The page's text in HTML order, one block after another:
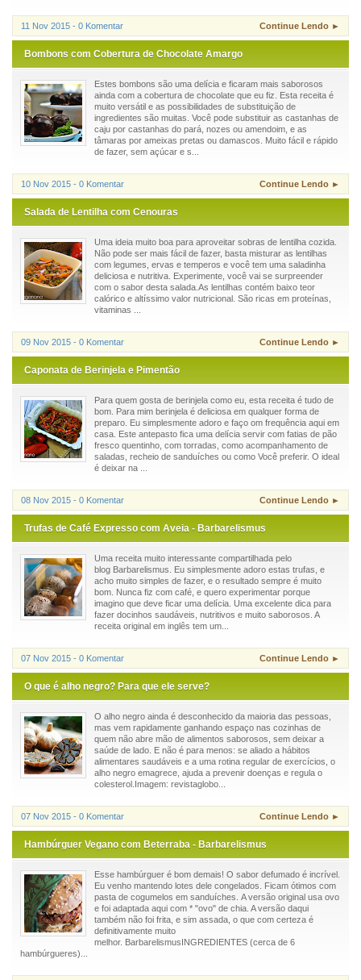
11 Nov 2015 - 0 Komentar Continue Lendo ►
Bombons com Cobertura de Chocolate Amargo
Estes bombons são uma delícia e ficaram mais saborosos
ainda com a cobertura de chocolate que eu fiz. Esta receita é
muito versátil e as possibilidades de substituição de
ingredientes são muitas. Você pode substituir as castanhas de
caju por castanhas do pará, nozes ou amendoim, e as
tâmaras por ameixas pretas ou damascos. Muito fácil e rápido
de fazer, sem açúcar e s...
10 Nov 2015 - 0 Komentar Continue Lendo ►
Salada de Lentilha com Cenouras
Uma ideia muito boa para aproveitar sobras de lentilha cozida.
Não pode ser mais fácil de fazer, basta misturar as lentilhas
com legumes, ervas e temperos e você tem uma saladinha
deliciosa e nutritiva. Experimente, você vai se surpreender
com o sabor desta salada.As lentilhas contém baixo teor
calórico e altíssimo valor nutricional. São ricas em proteínas,
vitaminas ...
09 Nov 2015 - 0 Komentar Continue Lendo ►
Caponata de Berinjela e Pimentão
Para quem gosta de berinjela como eu, esta receita é tudo de
bom. Para mim berinjela é deliciosa em qualquer forma de
preparo. Eu simplesmente adoro e faço om frequência aqui em
casa. Este antepasto fica uma delícia servir com fatias de pão
fresco quentinho, com torradas, como acompanhamento de
saladas, recheio de sanduíches ou como Você preferir. O ideal
é deixar na ...
08 Nov 2015 - 0 Komentar Continue Lendo ►
Trufas de Café Expresso com Aveia - Barbarelismus
Uma receita muito interessante compartilhada pelo
blog Barbarelismus. Eu simplesmente adoro estas trufas, e
acho muito simples de fazer, e o resultado sempre é muito
bom. Nunca fiz com café, e quero experimentar porque
imagino que deve ficar uma delícia. Uma excelente dica para
fazer docinhos saudáveis, nutritivos e muito saborosos. A
receita original em inglês tem um...
07 Nov 2015 - 0 Komentar Continue Lendo ►
O que é alho negro? Para que ele serve?
O alho negro ainda é desconhecido da maioria das pessoas,
mas vem rapidamente ganhando espaço nas cozinhas de
quem não abre mão de alimentos saborosos, sem deixar a
saúde de lado. E não é para menos: se aliado a hábitos
alimentares saudáveis e a uma rotina regular de exercícios, o
alho negro emagrece, ajuda a prevenir doenças e regula o
colesterol.Imagem: revistaglobo...
07 Nov 2015 - 0 Komentar Continue Lendo ►
Hambúrguer Vegano com Beterraba - Barbarelismus
Esse hambúrguer é bom demais! O sabor defumado é incrível.
Eu venho mantendo lotes dele congelados. Ficam ótimos com
pasta de cogumelos em sanduíches. A versão original usa ovo
e foi adaptada aqui com * "ovo" de chia. A versão daqui
também não foi frita, e sim assada, o que com certeza é
definitivamente muito
melhor. BarbarelismusINGREDIENTES (cerca de 6
hambúrgueres)...